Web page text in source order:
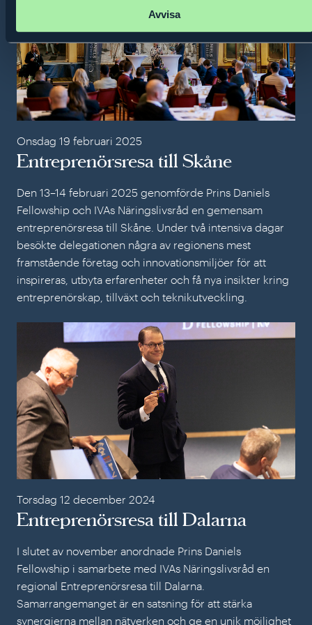
Avvisa
Onsdag 19 februari 2025
Entreprenörsresa till Skåne
Den 13–14 februari 2025 genomförde Prins Daniels
Fellowship och IVAs Näringslivsråd en gemensam
entreprenörsresa till Skåne. Under två intensiva dagar
besökte delegationen några av regionens mest
framstående företag och innovationsmiljöer för att
inspireras, utbyta erfarenheter och få nya insikter kring
entreprenörskap, tillväxt och teknikutveckling.
Torsdag 12 december 2024
Entreprenörsresa till Dalarna
I slutet av november anordnade Prins Daniels
Fellowship i samarbete med IVAs Näringslivsråd en
regional Entreprenörsresa till Dalarna.
Samarrangemanget är en satsning för att stärka
synergierna mellan nätverken och ge en unik möjlighet